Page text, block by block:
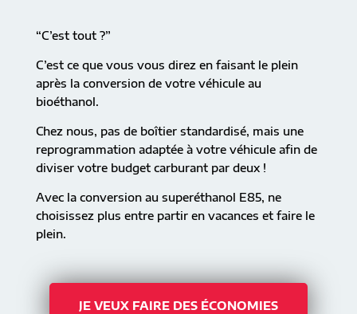
“C’est tout ?”
C’est ce que vous vous direz en faisant le plein
après la conversion de votre véhicule au
bioéthanol.
Chez nous, pas de boîtier standardisé, mais une
reprogrammation adaptée à votre véhicule afin de
diviser votre budget carburant par deux !
Avec la conversion au superéthanol E85, ne
choisissez plus entre partir en vacances et faire le
plein.
JE VEUX FAIRE DES ÉCONOMIES